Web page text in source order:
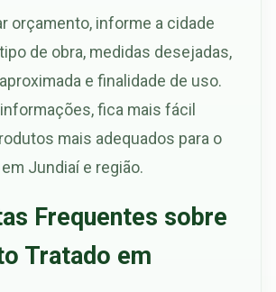
orçamento, informe a cidade
de obra, medidas desejadas,
e finalidade de uso.
fica mais fácil
mais adequados para o
Jundiaí e região.
Frequentes sobre
Tratado em